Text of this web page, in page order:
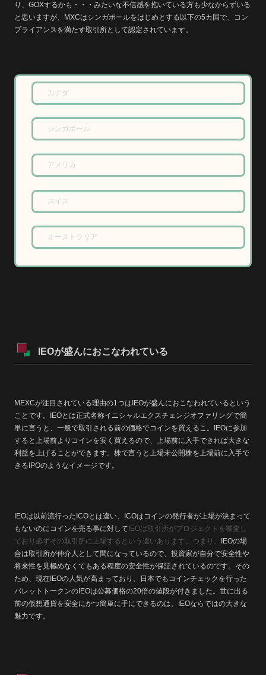
り、GOXするかも・・・みたいな不信感を抱いている方も少なからずいる
と思いますが、
MXCはシンガポールをはじめとする以下の5カ国で、コン
プライアンスを満たす取引所として認定されています。
カナダ
シンガポール
アメリカ
スイス
オーストラリア
IEOが盛んにおこなわれている
MEXCが注目されている理由の1つはIEOが盛んにおこなわれているという
ことです。IEOとは正式名称イニシャルエクスチェンジオファリングで簡
単に言うと、一般で取引される前の価格でコインを買えるこ。IEOに参加
すると上場前よりコインを安く買えるので、上場前に入手できれば大きな
利益を上げることができます。株で言うと上場未公開株を上場前に入手で
きるIPOのようなイメージです。
IEOは以前流行ったICOとは違い、ICOはコインの発行者が上場が決まって
もないのにコインを売る事に対して IEOは取引所がプロジェクトを審査し
ており必ずその取引所に上場するという違いあります。つまり、
IEOの場
合は取引所が仲介人として間になっているので、投資家が自分で安全性や
将来性を見極めなくてもある程度の安全性が保証されているのです。その
ため、現在IEOの人気が高まっており、日本でもコインチェックを行った
パレットトークンのIEOは公募価格の20倍の値段が付きました。世に出る
前の仮想通貨を安全にかつ簡単に手にできるのは、IEOならではの大きな
魅力です。